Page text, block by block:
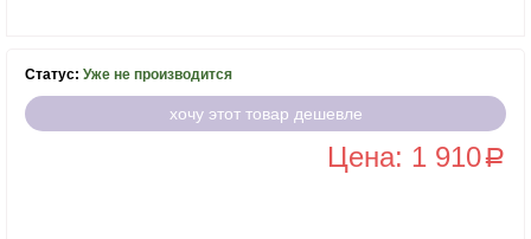
Статус: Уже не производится
хочу этот товар дешевле
Цена: 1 910a